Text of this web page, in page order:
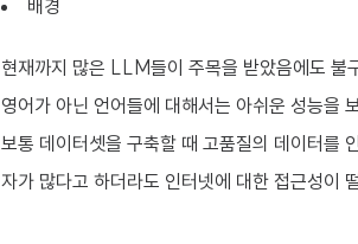
배경
현재까지 많은 LLM들이 주목을 받았음에도 불
영어가 아닌 언어들에 대해서는 아쉬운 성능을
보통 데이터셋을 구축할 때 고품질의 데이터를
자가 많다고 하더라도 인터넷에 대한 접근성이